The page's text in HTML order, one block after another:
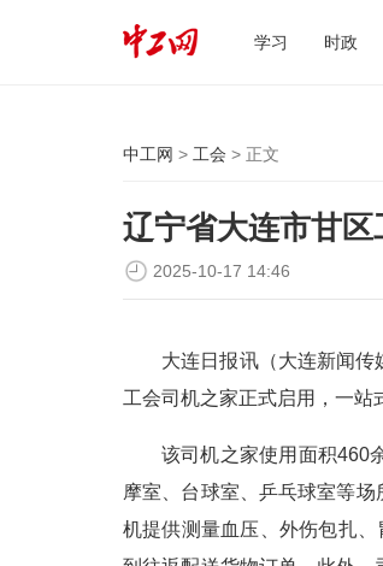
学习 时政
中工网 > 工会 > 正文
辽宁省大连市甘
2025-10-17 14:46
大连日报讯（大连新闻
工会司机之家正式启用，一站
该司机之家使用面积460
摩室、台球室、乒乓球室等
机提供测量血压、外伤包扎